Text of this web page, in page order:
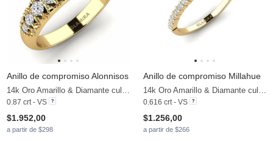
Anillo de compromiso Alonnisos
0.87 crt - VS
$1.952,00
a partir de $298
Anillo de compromiso Millahue
0.616 crt - VS
$1.256,00
a partir de $266